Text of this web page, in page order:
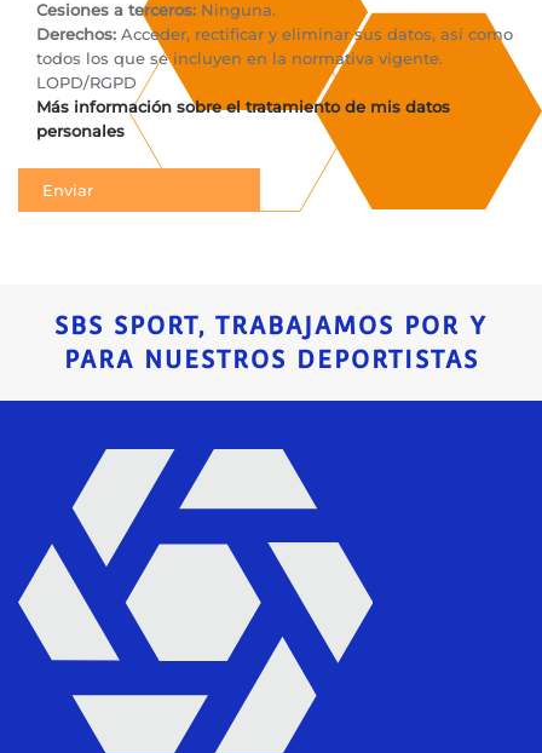
Cesiones a terceros: Ninguna.
Derechos: Acceder, rectificar y eliminar sus datos, así como
todos los que se incluyen en la normativa vigente.
LOPD/RGPD
Más información sobre el tratamiento de mis datos
personales
SBS SPORT, TRABAJAMOS POR Y
PARA NUESTROS DEPORTISTAS